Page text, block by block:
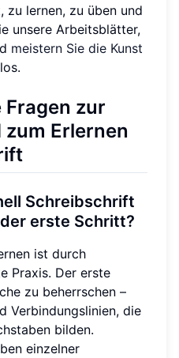
zu lernen, zu üben und
unsere Arbeitsblätter,
meistern Sie die Kunst
zur
Erlernen
Schreibschrift
erste Schritt?
ist durch
Praxis. Der erste
zu beherrschen –
Verbindungslinien, die
bilden.
einzelner